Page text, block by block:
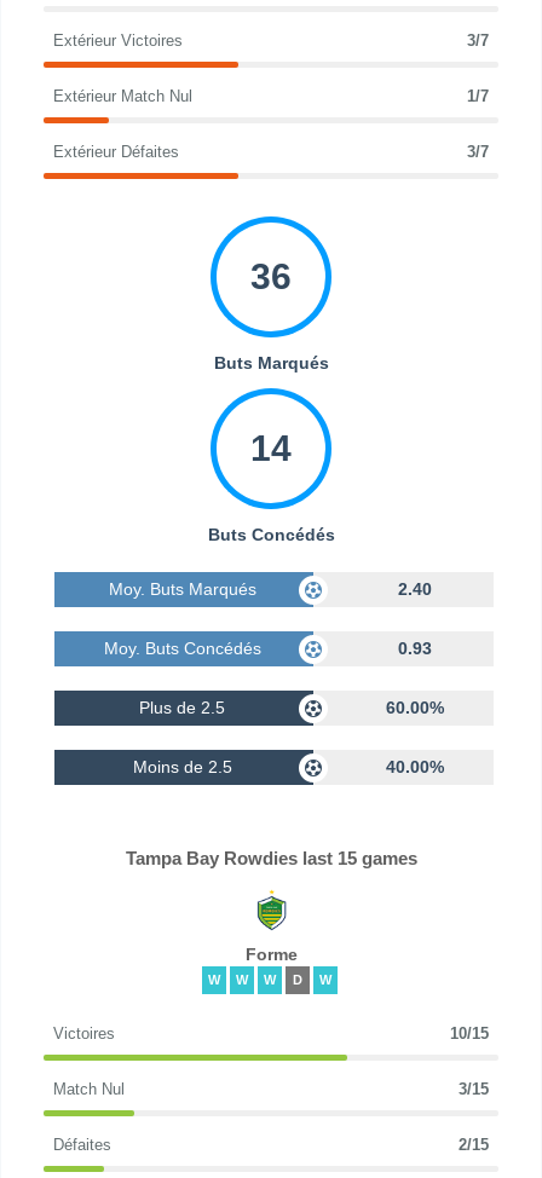
Extérieur Victoires 3/7
Extérieur Match Nul 1/7
Extérieur Défaites 3/7
36
Buts Marqués
14
Buts Concédés
Moy. Buts Marqués 2.40
Moy. Buts Concédés 0.93
Plus de 2.5 60.00%
Moins de 2.5 40.00%
Tampa Bay Rowdies last 15 games
Forme
W W W D W
Victoires 10/15
Match Nul 3/15
Défaites 2/15